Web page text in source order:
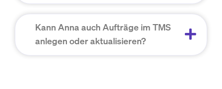
Kann Anna auch Aufträge im TMS
anlegen oder aktualisieren?